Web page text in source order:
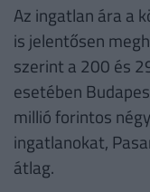
Az ingatlan ára a
is jelentősen
szerint a 200 és
esetében
millió forintos
ingatlanokat,
átlag.